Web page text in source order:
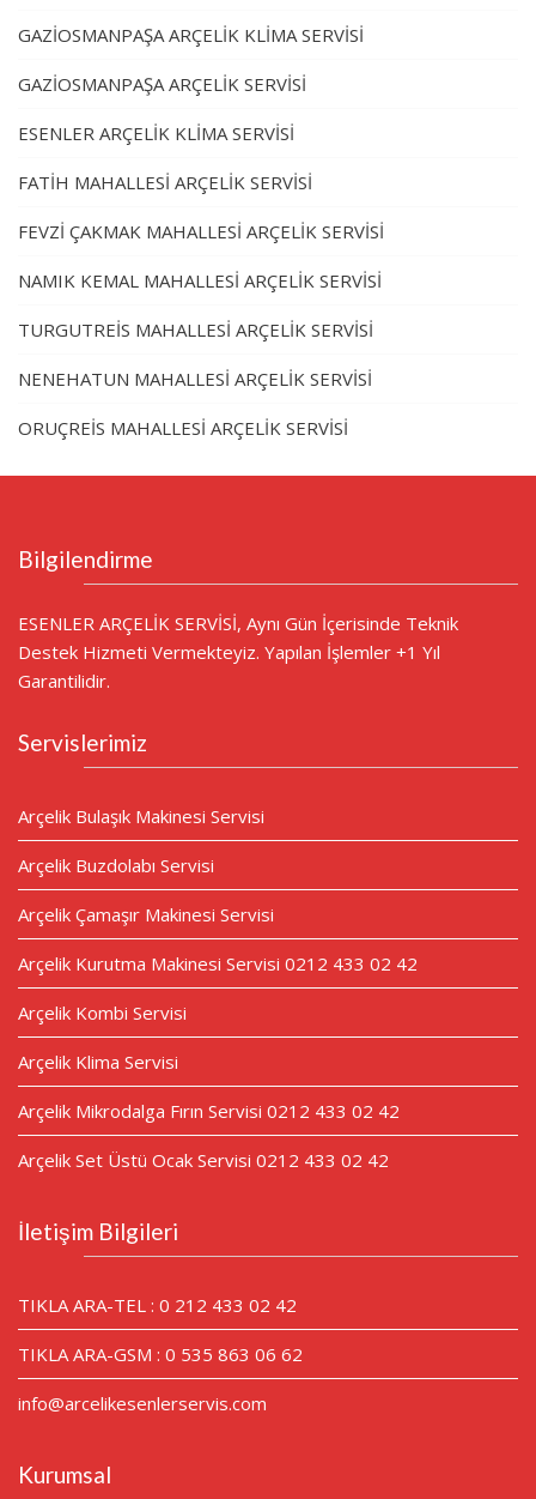
GAZİOSMANPAŞA ARÇELİK KLİMA SERVİSİ
GAZİOSMANPAŞA ARÇELİK SERVİSİ
ESENLER ARÇELİK KLİMA SERVİSİ
FATİH MAHALLESİ ARÇELİK SERVİSİ
FEVZİ ÇAKMAK MAHALLESİ ARÇELİK SERVİSİ
NAMIK KEMAL MAHALLESİ ARÇELİK SERVİSİ
TURGUTREİS MAHALLESİ ARÇELİK SERVİSİ
NENEHATUN MAHALLESİ ARÇELİK SERVİSİ
ORUÇREİS MAHALLESİ ARÇELİK SERVİSİ
Bilgilendirme
ESENLER ARÇELİK SERVİSİ, Aynı Gün İçerisinde Teknik
Destek Hizmeti Vermekteyiz. Yapılan İşlemler +1 Yıl
Garantilidir.
Servislerimiz
Arçelik Bulaşık Makinesi Servisi
Arçelik Buzdolabı Servisi
Arçelik Çamaşır Makinesi Servisi
Arçelik Kurutma Makinesi Servisi 0212 433 02 42
Arçelik Kombi Servisi
Arçelik Klima Servisi
Arçelik Mikrodalga Fırın Servisi 0212 433 02 42
Arçelik Set Üstü Ocak Servisi 0212 433 02 42
İletişim Bilgileri
TIKLA ARA-TEL : 0 212 433 02 42
TIKLA ARA-GSM : 0 535 863 06 62
info@arcelikesenlerservis.com
Kurumsal